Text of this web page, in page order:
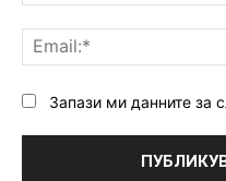
Запази ми данните за